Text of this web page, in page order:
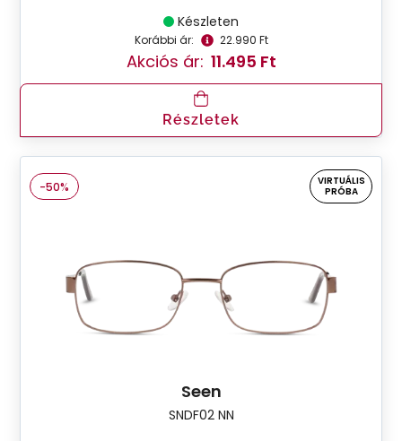
Készleten
Korábbi ár: 22.990 Ft
Akciós ár: 11.495 Ft
Részletek
-50%
VIRTUÁLIS
PRÓBA
Seen
SNDF02 NN